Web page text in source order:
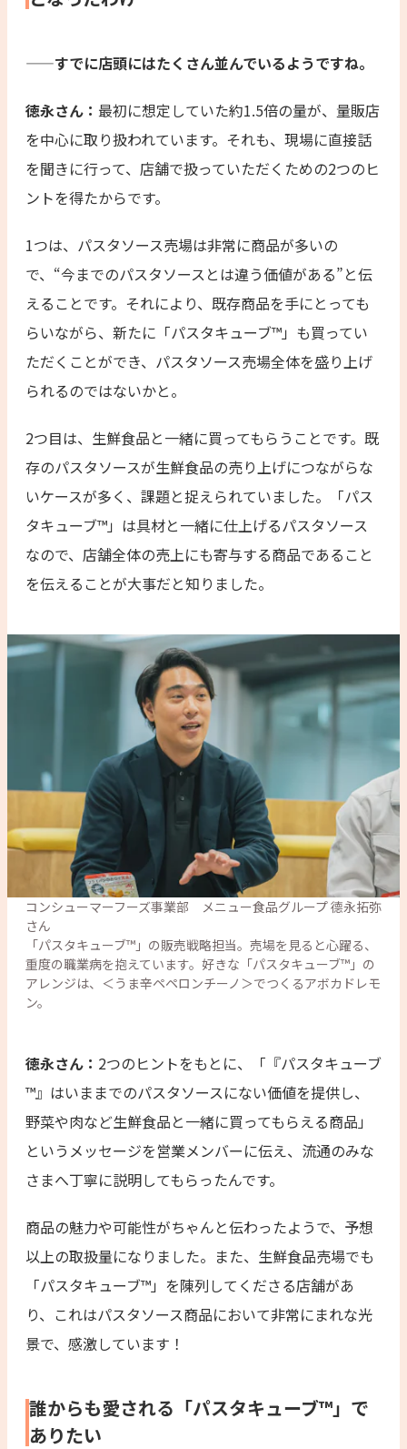
——すでに店頭にはたくさん並んでいるようですね。
徳永さん： 最初に想定していた約1.5倍の量が、量販店
を中心に取り扱われています。それも、現場に直接話
を聞きに行って、店舗で扱っていただくための2つのヒ
ントを得たからです。
1つは、パスタソース売場は非常に商品が多いの
で、“今までのパスタソースとは違う価値がある”と伝
えることです。それにより、既存商品を手にとっても
らいながら、新たに「パスタキューブ™」も買ってい
ただくことができ、パスタソース売場全体を盛り上げ
られるのではないかと。
2つ目は、生鮮食品と一緒に買ってもらうことです。既
存のパスタソースが生鮮食品の売り上げにつながらな
いケースが多く、課題と捉えられていました。「パス
タキューブ™」は具材と一緒に仕上げるパスタソース
なので、店舗全体の売上にも寄与する商品であること
を伝えることが大事だと知りました。
コンシューマーフーズ事業部　メニュー食品グループ 德永拓弥
さん
「パスタキューブ™」の販売戦略担当。売場を見ると心躍る、
重度の職業病を抱えています。好きな「パスタキューブ™」の
アレンジは、＜うま辛ペペロンチーノ＞でつくるアボカドレモ
ン。
徳永さん： 2つのヒントをもとに、「『パスタキューブ
™︎』はいままでのパスタソースにない価値を提供し、
野菜や肉など生鮮食品と一緒に買ってもらえる商品」
というメッセージを営業メンバーに伝え、流通のみな
さまへ丁寧に説明してもらったんです。
商品の魅力や可能性がちゃんと伝わったようで、予想
以上の取扱量になりました。また、生鮮食品売場でも
「パスタキューブ™︎」を陳列してくださる店舗があ
り、これはパスタソース商品において非常にまれな光
景で、感激しています！
誰からも愛される「パスタキューブ™」で
ありたい